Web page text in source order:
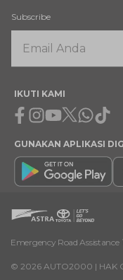
Subscribe
IKUTI KAMI
Facebook
Instagram
Youtube
X Tiktok
GUNAKAN APLIKASI
Emergency Road Assistance
© 2026 AUTO2000 | HAK